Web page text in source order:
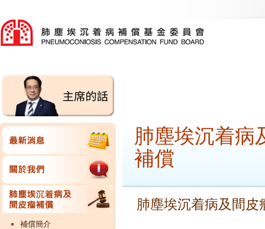
補償簡介
肺塵埃沉着病
補償
肺塵埃沉着病及間皮